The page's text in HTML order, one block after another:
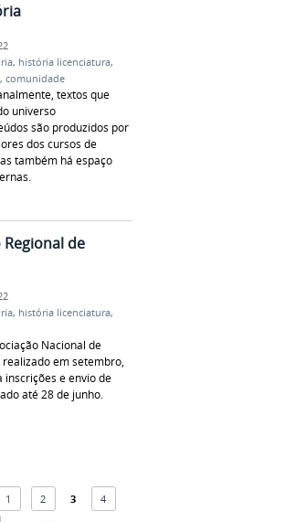
, história licenciatura,
, comunidade
textos que
universo
são produzidos por
dos cursos de
também há espaço
Regional de
, história licenciatura,
Nacional de
em setembro,
inscrições e envio de
até 28 de junho.
1 2 3 4